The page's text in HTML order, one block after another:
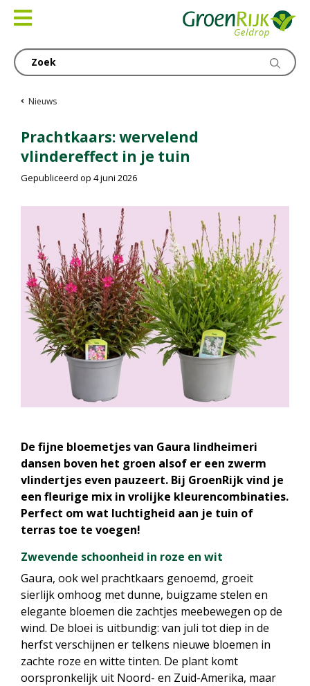
naar
Nieuws
Prachtkaars: wervelend
vlindereffect in je tuin
Gepubliceerd op 4 juni 2026
De fijne bloemetjes van Gaura lindheimeri
dansen boven het groen alsof er een zwerm
vlindertjes even pauzeert. Bij GroenRijk vind je
een fleurige mix in vrolijke kleurencombinaties.
Perfect om wat luchtigheid aan je tuin of
terras toe te voegen!
Zwevende schoonheid in roze en wit
Gaura, ook wel prachtkaars genoemd, groeit
sierlijk omhoog met dunne, buigzame stelen en
elegante bloemen die zachtjes meebewegen op de
wind. De bloei is uitbundig: van juli tot diep in de
herfst verschijnen er telkens nieuwe bloemen in
zachte roze en witte tinten. De plant komt
oorspronkelijk uit Noord- en Zuid-Amerika, maar